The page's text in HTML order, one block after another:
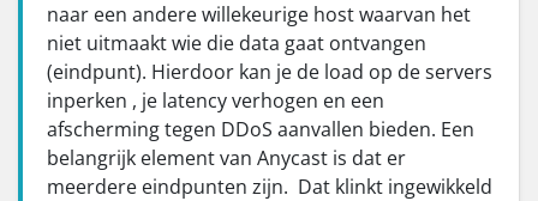
naar een andere willekeurige host waarvan het
niet uitmaakt wie die data gaat ontvangen
(eindpunt). Hierdoor kan je de load op de servers
inperken , je latency verhogen en een
afscherming tegen DDoS aanvallen bieden. Een
belangrijk element van Anycast is dat er
meerdere eindpunten zijn. Dat klinkt ingewikkeld